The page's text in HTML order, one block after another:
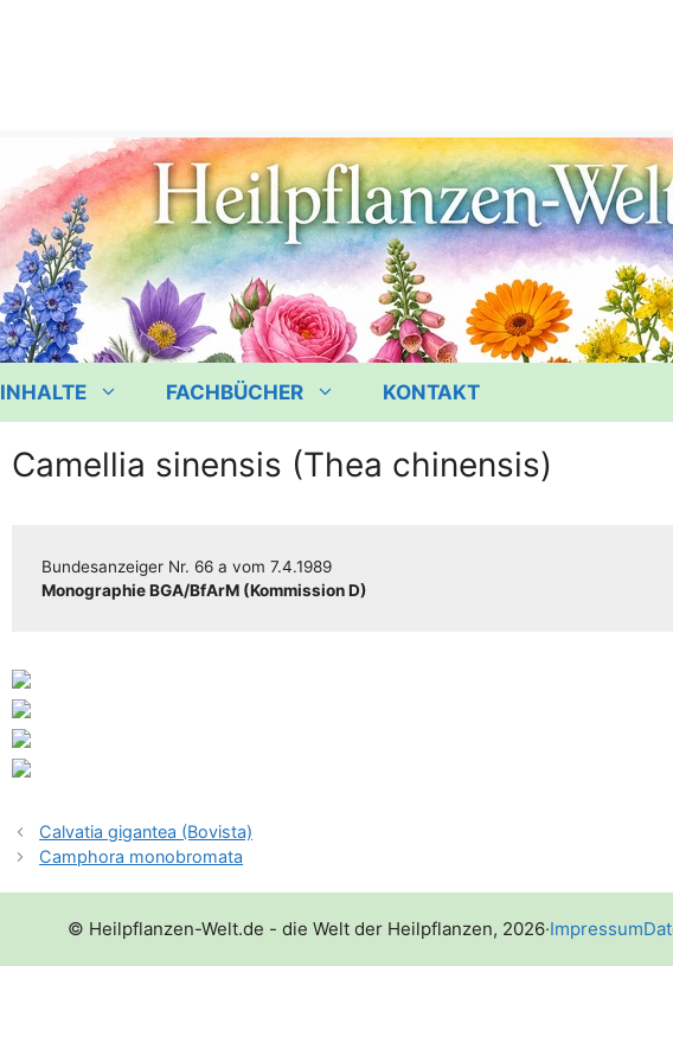
INHALTE FACHBÜCHER KONTAKT
Camellia sinensis (Thea chinensis)
Bun­des­an­zei­ger Nr. 66 a vom 7.4.1989
Mono­gra­phie BGA/​​BfArM (Kom­mis­si­on D)
Calvatia gigantea (Bovista)
Camphora monobromata
© Heilpflanzen-Welt.de - die Welt der Heilpflanzen, 2026·Impressum